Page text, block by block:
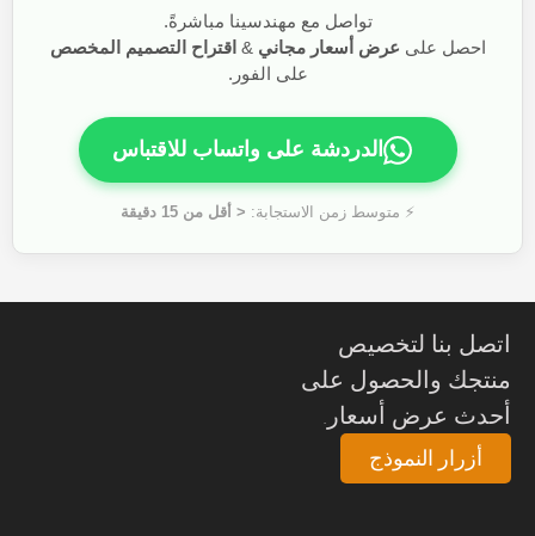
تواصل مع مهندسينا مباشرةً.
احصل علىعرض أسعار مجاني&اقتراح التصميم المخصص
على الفور.
الدردشة على واتساب للاقتباس
⚡ متوسط زمن الاستجابة:< أقل من 15 دقيقة
بنا لتخصيص
والحصول على
عرض أسعار.
أزرار النموذج